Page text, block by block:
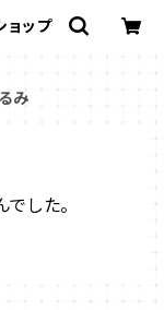
ョップ
み
した。